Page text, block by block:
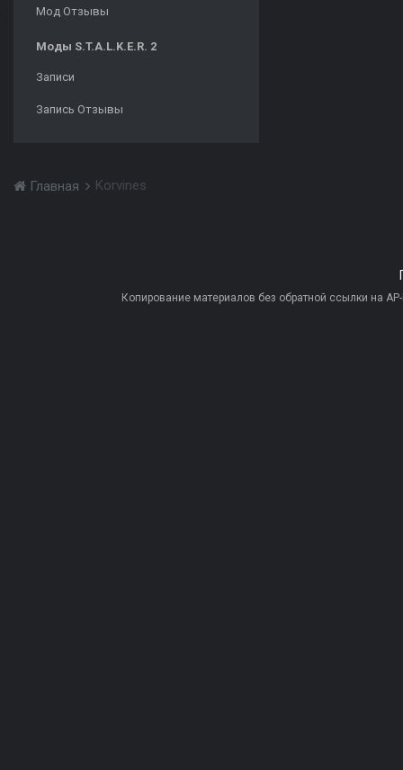
Мод Отзывы
Моды S.T.A.L.K.E.R. 2
Записи
Запись Отзывы
Главная Korvines
Копирование материалов без обратной ссылки на